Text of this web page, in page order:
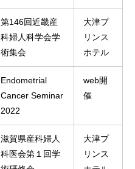
第146回近畿産
科婦人科学会学
術集会
大津プ
リンス
ホテル
Endometrial
Cancer Seminar
2022
web開
催
滋賀県産科婦人
科医会第１回学
大津プ
リンス